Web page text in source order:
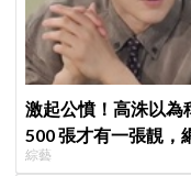
激起公憤！高洙以為
500 張才有一張靚，
綜藝